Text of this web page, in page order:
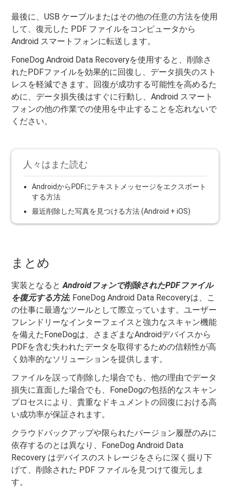
最後に、USB ケーブルまたはその他の任意の方法を使用
して、復元した PDF ファイルをコンピュータから
Android スマートフォンに転送します。
FoneDog Android Data Recoveryを使用すると、削除さ
れたPDFファイルを効果的に回復し、データ損失のスト
レスを軽減できます。回復が成功する可能性を高めるた
めに、データ損失後はすぐに行動し、Android スマート
フォンの他の作業での使用を中止することを忘れないで
ください。
人々はまた読む
AndroidからPDFにテキストメッセージをエクスポート
する方法
最近削除した写真を見つける方法 (Android + iOS)
まとめ
実装となるとAndroidフォンで削除されたPDFファイル
を復元する方法, FoneDog Android Data Recoveryは、こ
の仕事に最適なツールとして際立っています。ユーザー
フレンドリーなインターフェイスと強力なスキャン機能
を備えたFoneDogは、さまざまなAndroidデバイスから
PDFを含む失われたデータを取得するための信頼性が高
く効率的なソリューションを提供します。
ファイルを誤って削除した場合でも、他の理由でデータ
損失に直面した場合でも、FoneDogの包括的なスキャン
プロセスにより、貴重なドキュメントの回復における高
い成功率が保証されます。
クラウドバックアップや限られたバージョン履歴のみに
依存するのとは異なり、FoneDog Android Data
Recovery はデバイスのストレージをさらに深く掘り下
げて、削除された PDF ファイルを見つけて復元しま
す。